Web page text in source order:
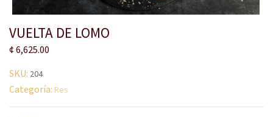
VUELTA DE LOMO
¢6,625.00
SKU: 204
Categoría: Res